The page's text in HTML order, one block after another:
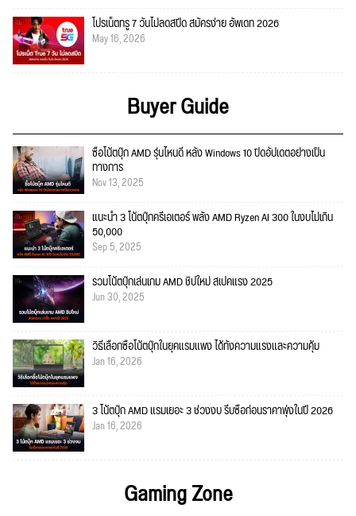
โปรเน็ตทรู 7 วันไม่ลดสปีด สมัครง่าย อัพเดท 2026
May 16, 2026
Buyer Guide
ซื้อโน้ตบุ๊ก AMD รุ่นไหนดี หลัง Windows 10 ปิดอัปเดตอย่างเป็น
ทางการ
Nov 13, 2025
แนะนำ 3 โน้ตบุ๊กครีเอเตอร์ พลัง AMD Ryzen AI 300 ในงบไม่เกิน
50,000
Sep 5, 2025
รวมโน้ตบุ๊กเล่นเกม AMD ชิปใหม่ สเปคแรง 2025
Jun 30, 2025
วิธีเลือกซื้อโน้ตบุ๊กในยุคแรมแพง ได้ทั้งความแรงและความคุ้ม
Jan 16, 2026
3 โน้ตบุ๊ก AMD แรมเยอะ 3 ช่วงงบ รีบซื้อก่อนราคาพุ่งในปี 2026
Jan 16, 2026
Gaming Zone